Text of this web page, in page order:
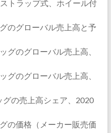
ラップ式、ホイール付
のグローバル売上高と予
のグローバル売上高、
のグローバル売上高、
の売上高シェア、2020
の価格（メーカー販売価